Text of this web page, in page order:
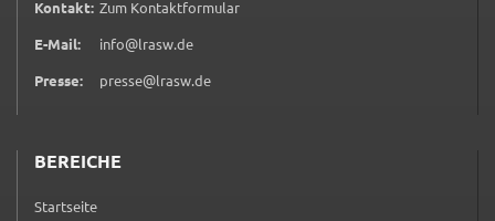
Kontakt: Zum Kontaktformular(öffnet in neuem Tab)
E-Mail:
info@lrasw.de
Presse:
presse@lrasw.de
BEREICHE
Startseite
Weitere Informationen finden Sie in
unserenDatenschutzhinweisen
YouTube
Zweck: